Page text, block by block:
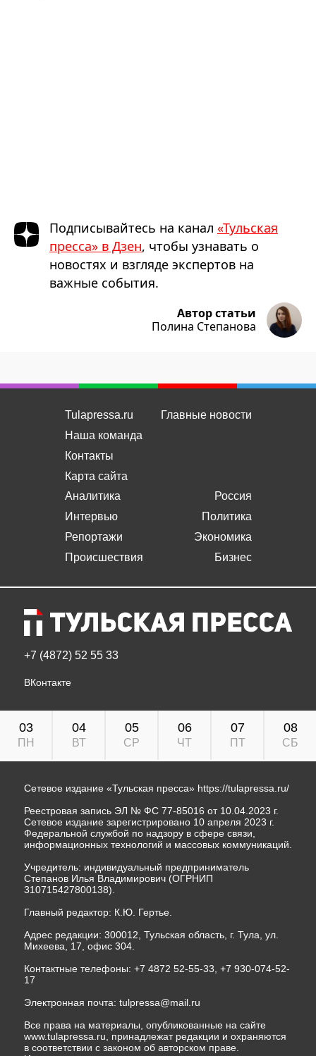
Подписывайтесь на канал «Тульская
пресса» в Дзен, чтобы узнавать о
новостях и взгляде экспертов на
важные события.
Автор статьи
Полина Степанова
Tulapressa.ru
Наша команда
Контакты
Карта сайта
Главные новости
Аналитика
Интервью
Репортажи
Происшествия
Россия
Политика
Экономика
Бизнес
+7 (4872) 52 55 33
ВКонтакте
03
ПН
04
ВТ
05
СР
06
ЧТ
07
ПТ
08
СБ
Сетевое издание «Тульская пресса» https://tulapressa.ru/
Реестровая запись ЭЛ № ФС 77-85016 от 10.04.2023 г.
Сетевое издание зарегистрировано 10 апреля 2023 г.
Федеральной службой по надзору в сфере связи,
информационных технологий и массовых коммуникаций.
Учредитель: индивидуальный предприниматель
Степанов Илья Владимирович (ОГРНИП
310715427800138).
Главный редактор: К.Ю. Гертье.
Адрес редакции: 300012, Тульская область, г. Тула, ул.
Михеева, 17, офис 304.
Контактные телефоны: +7 4872 52-55-33, +7 930-074-52-
17
Электронная почта: tulpressa@mail.ru
Все права на материалы, опубликованные на сайте
www.tulapressa.ru, принадлежат редакции и охраняются
в соответствии с законом об авторском праве.